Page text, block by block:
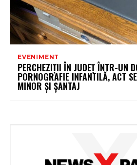
EVENIMENT
PERCHEZIȚII ÎN JUDEȚ ÎNTR-UN
PORNOGRAFIE INFANTILĂ, ACT
MINOR ȘI ȘANTAJ